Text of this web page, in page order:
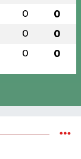
0 0
0 0
0 0